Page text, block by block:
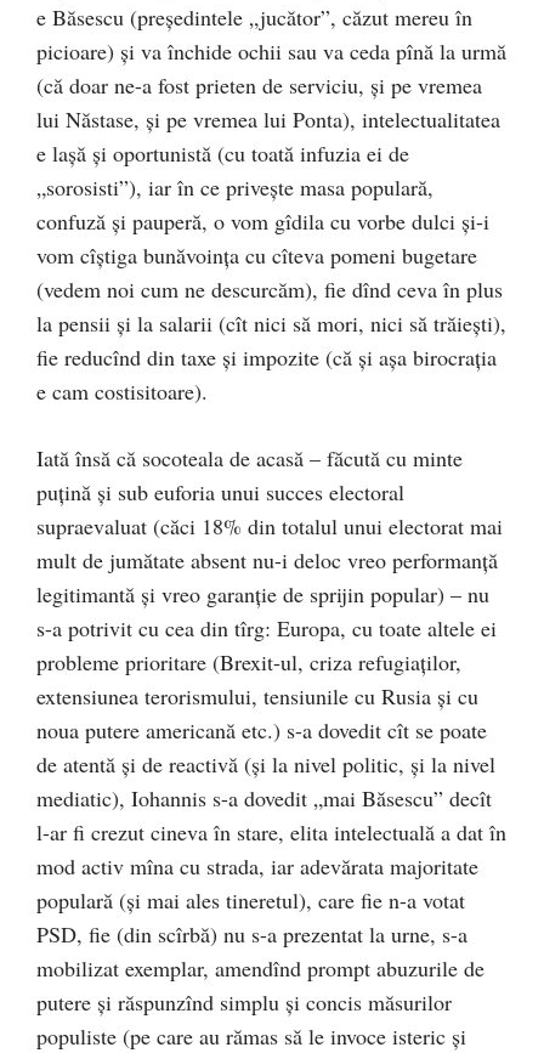
e Băsescu (președintele „jucător”, căzut mereu în
picioare) și va închide ochii sau va ceda pînă la urmă
(că doar ne-a fost prieten de serviciu, și pe vremea
lui Năstase, și pe vremea lui Ponta), intelectualitatea
e lașă și oportunistă (cu toată infuzia ei de
„sorosisti”), iar în ce privește masa populară,
confuză și pauperă, o vom gîdila cu vorbe dulci și-i
vom cîștiga bunăvoința cu cîteva pomeni bugetare
(vedem noi cum ne descurcăm), fie dînd ceva în plus
la pensii și la salarii (cît nici să mori, nici să trăiești),
fie reducînd din taxe și impozite (că și așa birocrația
e cam costisitoare).
Iată însă că socoteala de acasă – făcută cu minte
puțină și sub euforia unui succes electoral
supraevaluat (căci 18% din totalul unui electorat mai
mult de jumătate absent nu-i deloc vreo performanță
legitimantă și vreo garanție de sprijin popular) – nu
s-a potrivit cu cea din tîrg: Europa, cu toate altele ei
probleme prioritare (Brexit-ul, criza refugiaților,
extensiunea terorismului, tensiunile cu Rusia și cu
noua putere americană etc.) s-a dovedit cît se poate
de atentă și de reactivă (și la nivel politic, și la nivel
mediatic), Iohannis s-a dovedit „mai Băsescu” decît
l-ar fi crezut cineva în stare, elita intelectuală a dat în
mod activ mîna cu strada, iar adevărata majoritate
populară (și mai ales tineretul), care fie n-a votat
PSD, fie (din scîrbă) nu s-a prezentat la urne, s-a
mobilizat exemplar, amendînd prompt abuzurile de
putere și răspunzînd simplu și concis măsurilor
populiste (pe care au rămas să le invoce isteric și